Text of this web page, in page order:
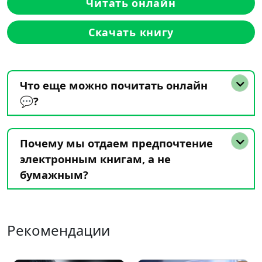
Скачать книгу
Что еще можно почитать онлайн
💬?
Почему мы отдаем предпочтение
электронным книгам, а не
бумажным?
Рекомендации